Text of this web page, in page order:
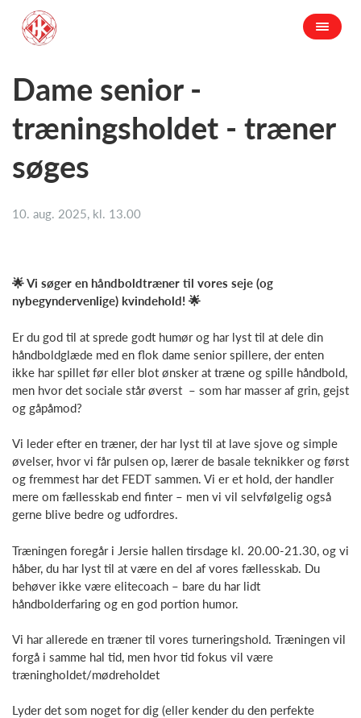
Dame senior -
træningsholdet - træner
søges
10. aug. 2025, kl. 13.00
🌟 Vi søger en håndboldtræner til vores seje (og
nybegyndervenlige) kvindehold! 🌟
Er du god til at sprede godt humør og har lyst til at dele din
håndboldglæde med en flok dame senior spillere, der enten
ikke har spillet før eller blot ønsker at træne og spille håndbold,
men hvor det sociale står øverst – som har masser af grin, gejst
og gåpåmod?
Vi leder efter en træner, der har lyst til at lave sjove og simple
øvelser, hvor vi får pulsen op, lærer de basale teknikker og først
og fremmest har det FEDT sammen. Vi er et hold, der handler
mere om fællesskab end finter – men vi vil selvfølgelig også
gerne blive bedre og udfordres.
Træningen foregår i Jersie hallen tirsdage kl. 20.00-21.30, og vi
håber, du har lyst til at være en del af vores fællesskab. Du
behøver ikke være elitecoach – bare du har lidt
håndbolderfaring og en god portion humor.
Vi har allerede en træner til vores turneringshold. Træningen vil
forgå i samme hal tid, men hvor tid fokus vil være
træningholdet/mødreholdet
Lyder det som noget for dig (eller kender du den perfekte